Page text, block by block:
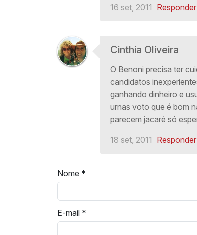
16 set, 2011 Responder
Cinthia Oliveira
O Benoni precisa ter
candidatos
ganhando dinheiro e
urnas voto que é bom
parecem jacaré só
18 set, 2011 Responder
Nome *
E-mail *